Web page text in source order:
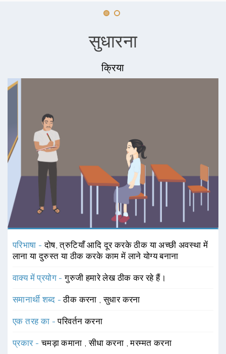
सुधारना
क्रिया
परिभाषा -दोष, त्रुटियाँ आदि दूर करके ठीक या अच्छी अवस्था में
लाना या दुरुस्त या ठीक करके काम में लाने योग्य बनाना
वाक्य में प्रयोग -गुरुजी हमारे लेख ठीक कर रहे हैं।
समानार्थी शब्द -ठीक करना ,सुधार करना
एक तरह का -परिवर्तन करना
प्रकार -चमड़ा कमाना ,सीधा करना ,मरम्मत करना